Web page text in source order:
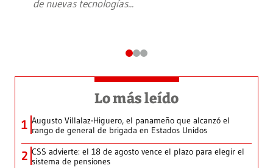
de nuevas tecnologías...
Lo más leído
1 Augusto Villalaz-Higuero, el panameño que alcanzó el
rango de general de brigada en Estados Unidos
2 CSS advierte: el 18 de agosto vence el plazo para elegir el
sistema de pensiones